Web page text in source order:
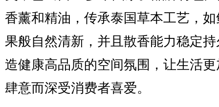
香薰和精油，传承泰国草本工艺，
果般自然清新，并且散香能力稳定
造健康高品质的空间氛围，让生活
肆意而深受消费者喜爱。